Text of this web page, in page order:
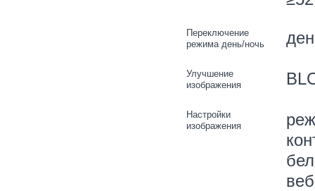
Переключение
режима день/ночь
Улучшение
изображения
Настройки
изображения